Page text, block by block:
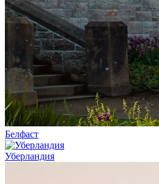
Белфаст
Уберландия